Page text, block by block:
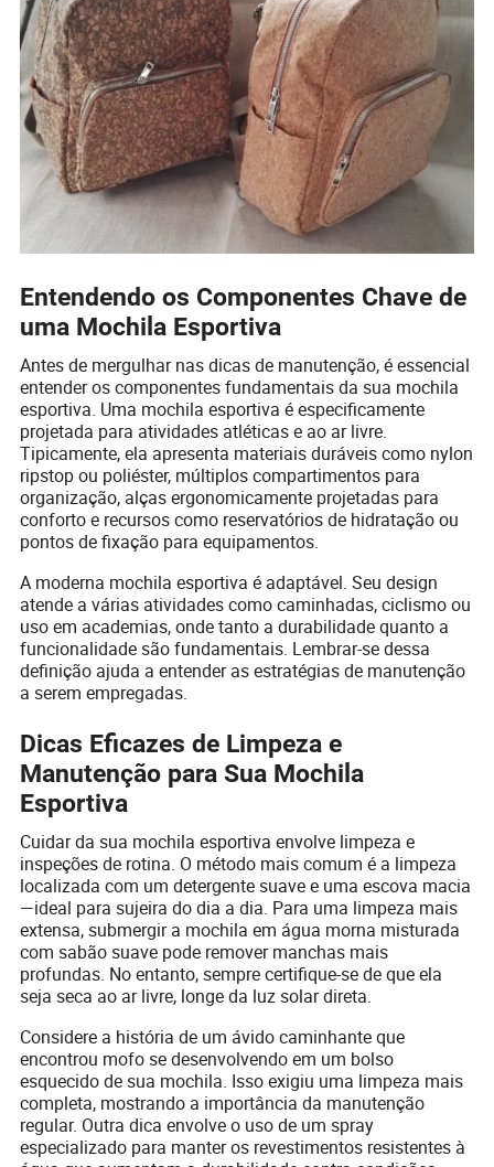
Entendendo os Componentes Chave de
uma Mochila Esportiva
Antes de mergulhar nas dicas de manutenção, é essencial
entender os componentes fundamentais da sua mochila
esportiva. Uma mochila esportiva é especificamente
projetada para atividades atléticas e ao ar livre.
Tipicamente, ela apresenta materiais duráveis como nylon
ripstop ou poliéster, múltiplos compartimentos para
organização, alças ergonomicamente projetadas para
conforto e recursos como reservatórios de hidratação ou
pontos de fixação para equipamentos.
A moderna mochila esportiva é adaptável. Seu design
atende a várias atividades como caminhadas, ciclismo ou
uso em academias, onde tanto a durabilidade quanto a
funcionalidade são fundamentais. Lembrar-se dessa
definição ajuda a entender as estratégias de manutenção
a serem empregadas.
Dicas Eficazes de Limpeza e
Manutenção para Sua Mochila
Esportiva
Cuidar da sua mochila esportiva envolve limpeza e
inspeções de rotina. O método mais comum é a limpeza
localizada com um detergente suave e uma escova macia
—ideal para sujeira do dia a dia. Para uma limpeza mais
extensa, submergir a mochila em água morna misturada
com sabão suave pode remover manchas mais
profundas. No entanto, sempre certifique-se de que ela
seja seca ao ar livre, longe da luz solar direta.
Considere a história de um ávido caminhante que
encontrou mofo se desenvolvendo em um bolso
esquecido de sua mochila. Isso exigiu uma limpeza mais
completa, mostrando a importância da manutenção
regular. Outra dica envolve o uso de um spray
especializado para manter os revestimentos resistentes à